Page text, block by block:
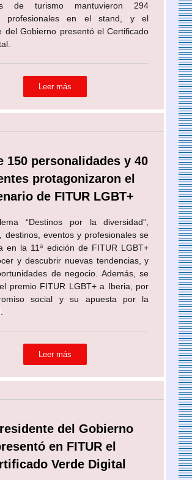
de turismo mantuvieron 294
profesionales en el stand, y el
del Gobierno presentó el Certificado
Leer más
150 personalidades y 40
protagonizaron el
de FITUR LGBT+
“Destinos por la diversidad”,
destinos, eventos y profesionales se
en la 11ª edición de FITUR LGBT+
y descubrir nuevas tendencias, y
de negocio. Además, se
premio FITUR LGBT+ a Iberia, por
social y su apuesta por la
Leer más
del Gobierno
en FITUR el
Verde Digital